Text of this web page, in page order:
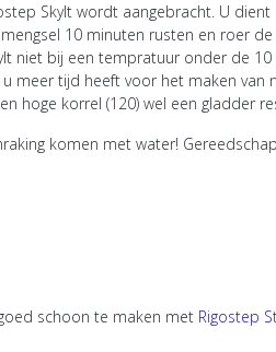
Skylt wordt aangebracht. U
10 minuten rusten en roer de
niet bij een tempratuur onder de
meer tijd heeft voor het maken van
hoge korrel (120) wel een gladder
komen met water!
schoon te maken met Rigostep